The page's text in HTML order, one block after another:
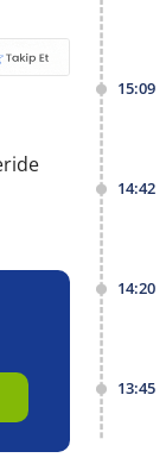
15:09
14:42
14:20
13:45